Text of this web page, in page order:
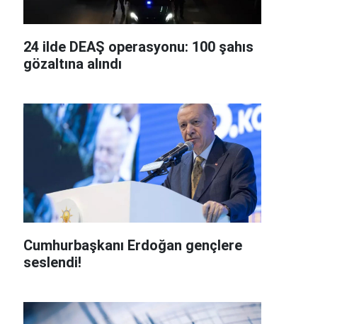
24 ilde DEAŞ operasyonu: 100 şahıs
gözaltına alındı
Cumhurbaşkanı Erdoğan gençlere
seslendi!